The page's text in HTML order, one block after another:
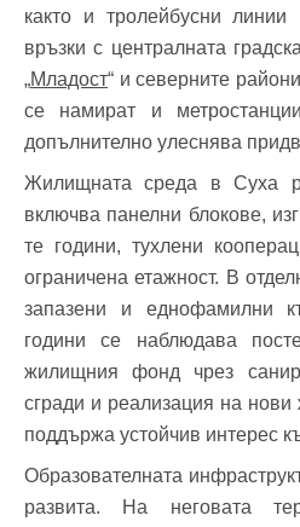
както и тролейбусни
връзки с централната
„Младост“ и северните
се намират и
допълнително улеснява
Жилищната среда в Суха
включва панелни блокове,
те години, тухлени
ограничена етажност. В
запазени и еднофамилни
години се наблюдава
жилищния фонд чрез
сгради и реализация на
поддържа устойчив интерес
Образователната
развита. На неговата